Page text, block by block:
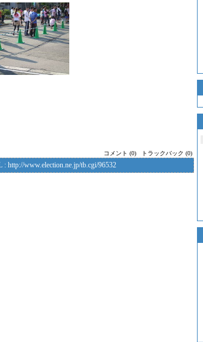
コメント (0) トラックバック (0)
: http://www.election.ne.jp/tb.cgi/96532